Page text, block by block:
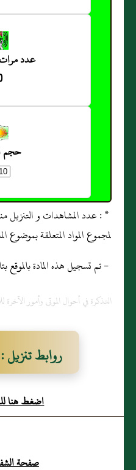
عدد
حجم
لمجموع المواد المتعلقة بموضوع
- تم تسجيل هذه المادة بالموقع بتاريخ :
التذكرة في أحوال الموتى وأمور الآخرة
روابط
الفتن و
اضغط هنا
صفحة